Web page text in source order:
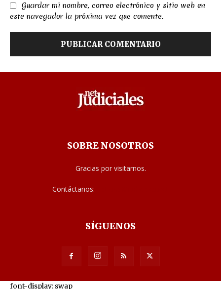
Guardar mi nombre, correo electrónico y sitio web en
este navegador la próxima vez que comente.
SOBRE NOSOTROS
Gracias por visitarnos.
Contáctanos:
SÍGUENOS
font-display: swap